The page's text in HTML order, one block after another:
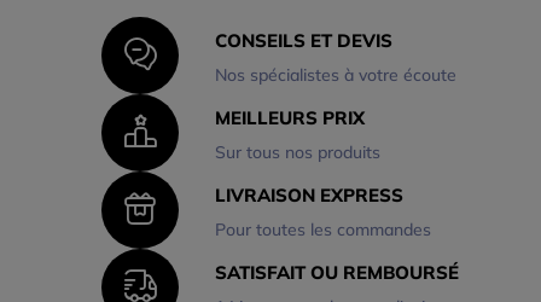
CONSEILS ET DEVIS
Nos spécialistes à votre écoute
MEILLEURS PRIX
Sur tous nos produits
LIVRAISON EXPRESS
Pour toutes les commandes
SATISFAIT OU REMBOURSÉ